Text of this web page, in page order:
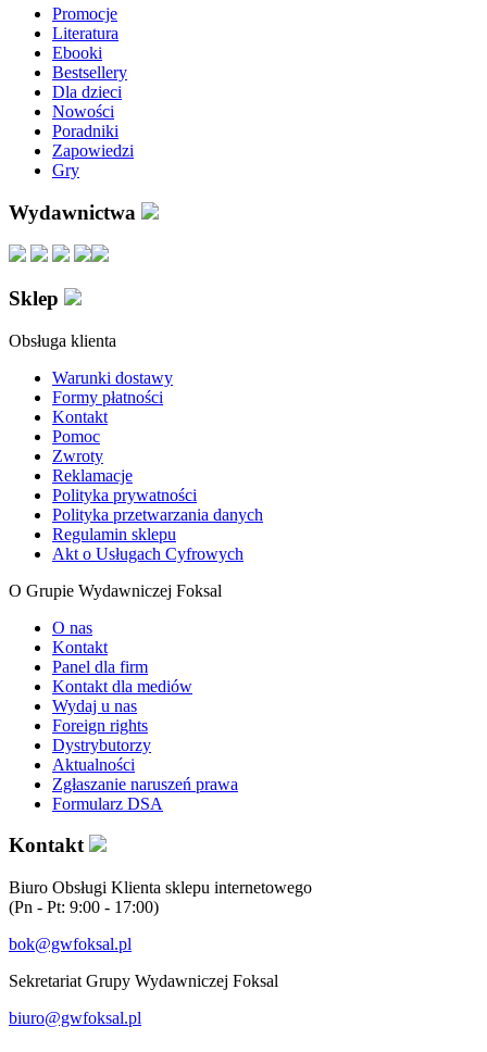
Promocje
Literatura
Ebooki
Bestsellery
Dla dzieci
Nowości
Poradniki
Zapowiedzi
Gry
Wydawnictwa
Sklep
Obsługa klienta
Warunki dostawy
Formy płatności
Kontakt
Pomoc
Zwroty
Reklamacje
Polityka prywatności
Polityka przetwarzania danych
Regulamin sklepu
Akt o Usługach Cyfrowych
O Grupie Wydawniczej Foksal
O nas
Kontakt
Panel dla firm
Kontakt dla mediów
Wydaj u nas
Foreign rights
Dystrybutorzy
Aktualności
Zgłaszanie naruszeń prawa
Formularz DSA
Kontakt
Biuro Obsługi Klienta sklepu internetowego
(Pn - Pt: 9:00 - 17:00)
bok@gwfoksal.pl
Sekretariat Grupy Wydawniczej Foksal
biuro@gwfoksal.pl